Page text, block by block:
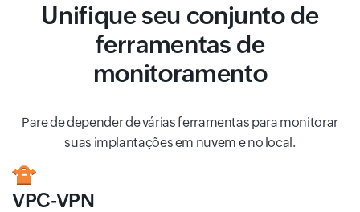
Unifique seu conjunto de
ferramentas de
monitoramento
Pare de depender de várias ferramentas para monitorar
suas implantações em nuvem e no local.
VPC-VPN